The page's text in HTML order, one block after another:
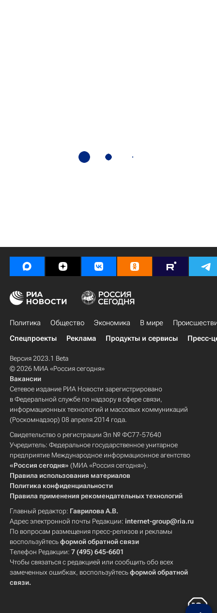
Политика Общество Экономика В мире
Спецпроекты
Реклама Продукты и сервисы Пресс-
Версия 2023.1 Beta
© 2026 МИА «Россия сегодня»
Вакансии
Сетевое издание РИА Новости зарегистрировано
в Федеральной службе по надзору в сфере связи,
информационных технологий и массовых коммуникаций
(Роскомнадзор) 08 апреля 2014 года.
Свидетельство о регистрации Эл № ФС77-57640
Учредитель: Федеральное государственное унитарное
предприятие Международное информационное агентство
«Россия сегодня» (МИА «Россия сегодня»).
Правила использования материалов
Политика конфиденциальности
Правила применения рекомендательных технологий
Главный редактор: Гаврилова А.В.
Адрес электронной почты Редакции: internet-group@ria.ru
По вопросам размещения пресс-релизов и рекламы
воспользуйтесьформой обратной связи
Телефон Редакции: 7 (495) 645-6601
Чтобы связаться с редакцией или сообщить обо всех
замеченных ошибках, воспользуйтесьформой обратной
связи.